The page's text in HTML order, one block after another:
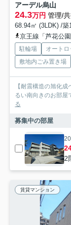
アーデル烏山
24.3万円 管理/
68.94㎡ (3LDK) /築
京王線「芦花公
駐輪場 オートロ
敷地内ごみ置き場
【耐震構造の旭化
るい南向きのお部屋
る
募集中の部屋
2
賃貸マンション